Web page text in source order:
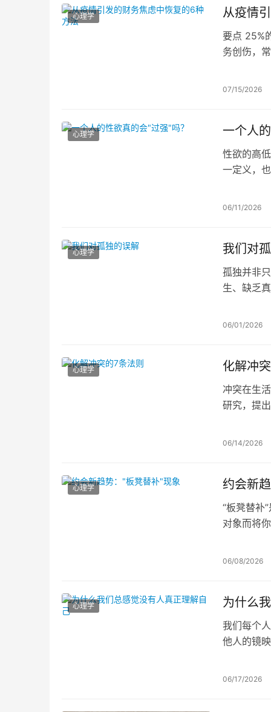
心理学 从疫情
要点 25%
务创伤，
07/15/2026
心理学 一个人
性欲的高
一定义，
06/11/2026
心理学 我们对
孤独并非
生、缺乏
06/01/2026
心理学 化解冲
冲突在生
研究，提
06/14/2026
心理学 约会新
“板凳替补
对象而将
06/08/2026
心理学 为什么
我们每个
他人的镜
06/17/2026